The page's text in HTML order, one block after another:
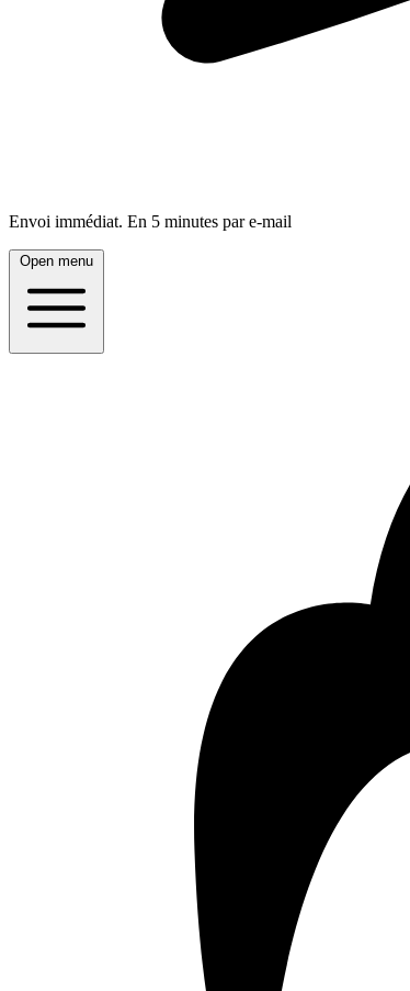
Envoi immédiat. En 5 minutes par e-mail
Open menu